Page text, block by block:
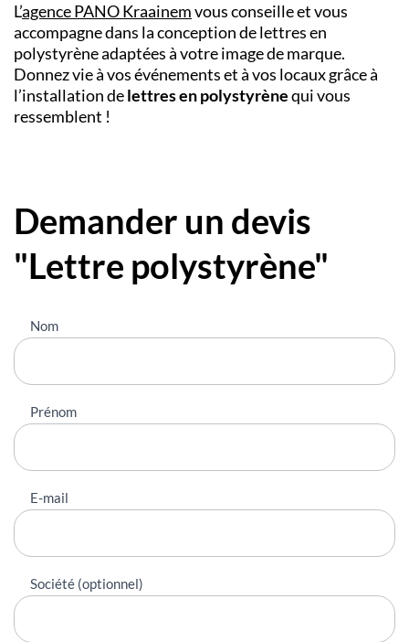
L’agence PANOKraainemvous conseille et vous
accompagne dans la conception de lettres en
polystyrène adaptées à votre image de marque.
Donnez vie à vos événements et à vos locaux grâce à
l’installation delettres en polystyrènequi vous
ressemblent !
Demander un devis
"Lettre polystyrène"
Nous
contacter
Nom
Prénom
E-mail
Société (optionnel)